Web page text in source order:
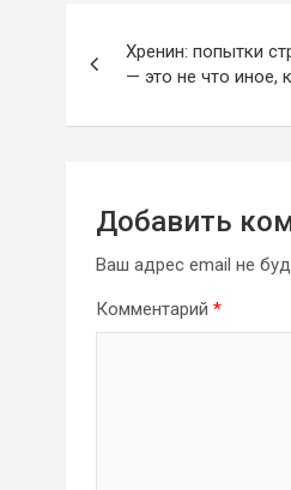
по
записям
Хренин: попытки
— это не что иное,
Добавить
Ваш адрес email не
Комментарий *